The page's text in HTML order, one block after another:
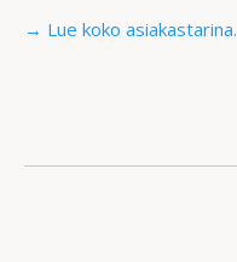
→ Lue koko asiakastarina.